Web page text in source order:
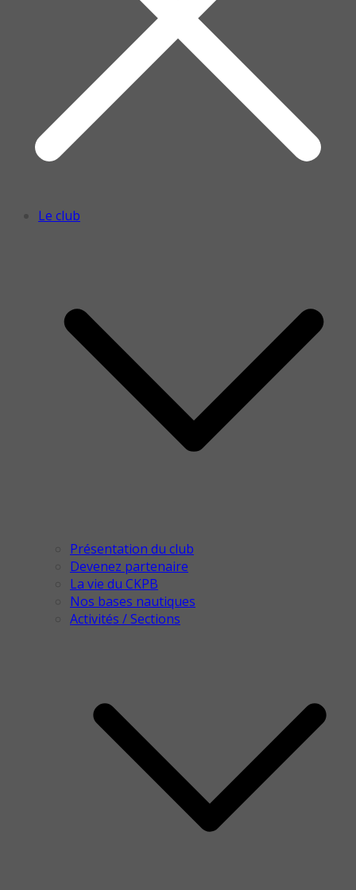
Le club
Présentation du club
Devenez partenaire
La vie du CKPB
Nos bases nautiques
Activités / Sections